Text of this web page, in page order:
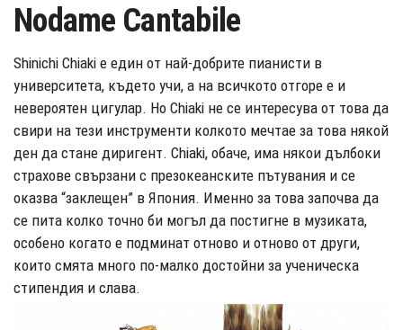
Nodame Cantabile
Shinichi Chiaki е един от най-добрите пианисти в
университета, където учи, а на всичкото отгоре е и
невероятен цигулар. Но Chiaki не се интересува от това да
свири на тези инструменти колкото мечтае за това някой
ден да стане диригент. Chiaki, обаче, има някои дълбоки
страхове свързани с презокеанските пътувания и се
оказва “заклещен” в Япония. Именно за това започва да
се пита колко точно би могъл да постигне в музиката,
особено когато е подминат отново и отново от други,
които смята много по-малко достойни за ученическа
стипендия и слава.